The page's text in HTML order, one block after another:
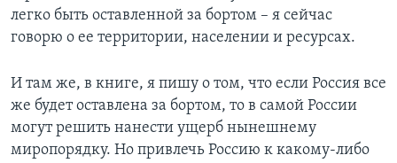
легко быть оставленной за бортом – я сейчас
говорю о ее территории, населении и ресурсах.
И там же, в книге, я пишу о том, что если Россия все
же будет оставлена за бортом, то в самой России
могут решить нанести ущерб нынешнему
миропорядку. Но привлечь Россию к какому-либо